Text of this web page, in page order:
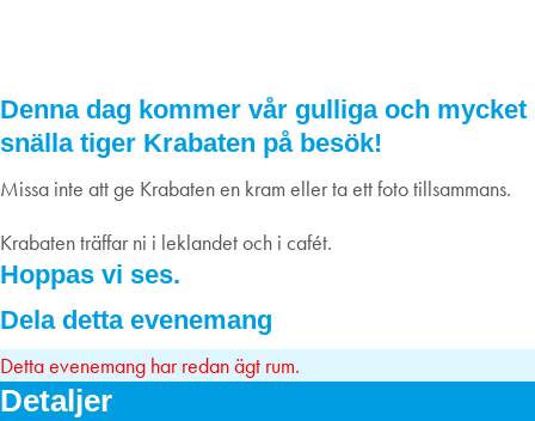
Denna dag kommer vår gulliga och mycket
snälla tiger Krabaten på besök!
Missa inte att ge Krabaten en kram eller ta ett foto tillsammans.
Krabaten träffar ni i leklandet och i cafét.
Hoppas vi ses.
Dela detta evenemang
Detta evenemang har redan ägt rum.
Detaljer